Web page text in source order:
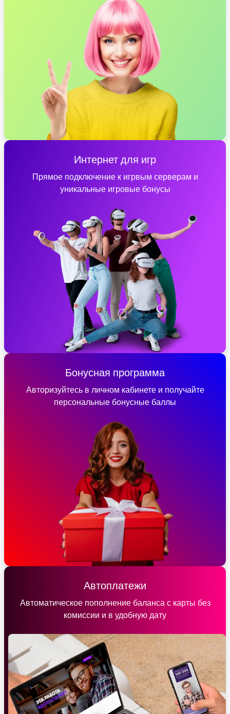
Интернет для игр
Прямое подключение к игрвым серверам и
уникальные игровые бонусы
Бонусная программа
Авторизуйтесь в личном кабинете и получайте
персональные бонусные баллы
Автоплатежи
Автоматическое пополнение баланса с карты без
комиссии и в удобную дату